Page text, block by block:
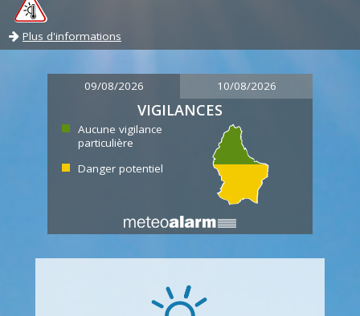
Plus d'informations
09/08/2026 10/08/2026
VIGILANCES
Aucune vigilance
particulière
Danger potentiel